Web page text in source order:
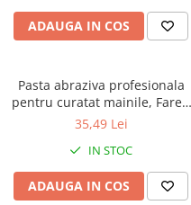
ADAUGA IN COS
Pasta abraziva profesionala
pentru curatat mainile, Faren
Cler, 1 litru
35,49 Lei
IN STOC
ADAUGA IN COS